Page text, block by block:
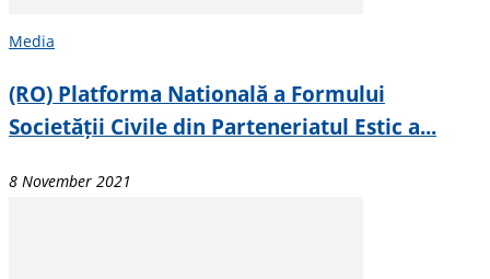
Media
(RO) Platforma Natională a Formului
Societății Civile din Parteneriatul Estic a...
8 November 2021